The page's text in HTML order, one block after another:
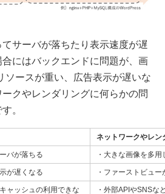
サーバが落ちたり表示速度が遅
にはバックエンドに問題が、画
ソースが重い、広告表示が遅いな
クやレンダリングに何らかの問
。
ネットワークやレン
バが落ちる ・大きな画像を多
が遅くなる ・ファーストビュ
ャッシュの利用できな
・外部APIやSNSな